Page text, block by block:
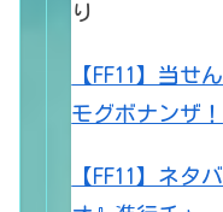
り
【FF11】当せ
モグボナンザ！
【FF11】ネタ